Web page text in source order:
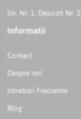
Str. Nr. 1, Depozit Nr.
Informatii
Contact
Despre noi
Intrebari Frecvente
Blog